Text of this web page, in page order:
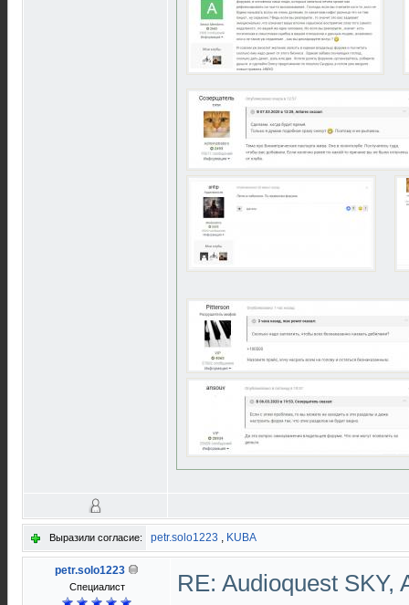
Выразили согласие: petr.solo1223 , KUBA
petr.solo1223
Специалист
RE: Audioquest